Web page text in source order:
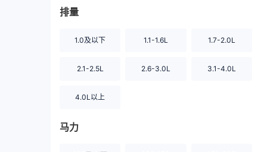
排量
1.0及以下 1.1-1.6L 1.7-2.0L
2.1-2.5L 2.6-3.0L 3.1-4.0L
4.0L以上
马力